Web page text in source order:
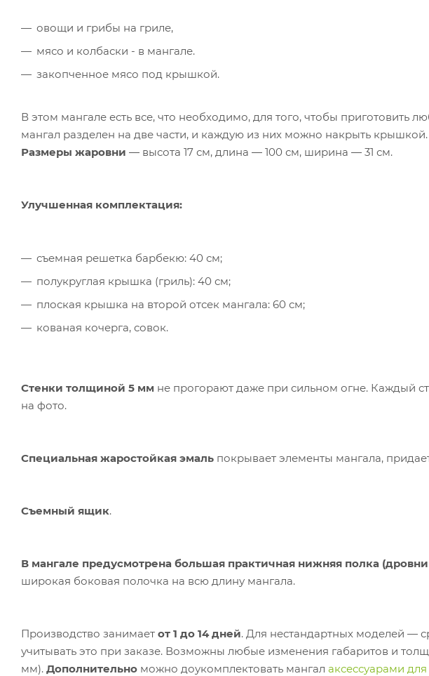
овощи и грибы на гриле,
мясо и колбаски - в мангале.
закопченное мясо под крышкой.
В этом мангале есть все, что необходимо, для того, чтобы приготовить
мангал разделен на две части, и каждую из них можно накрыть крышкой.
Размеры жаровни ― высота 17 см, длина ― 100 см, ширина ― 31 см.
Улучшенная комплектация:
съемная решетка барбекю: 40 см;
полукруглая крышка (гриль): 40 см;
плоская крышка на второй отсек мангала: 60 см;
кованая кочерга, совок.
Стенки толщиной 5 мм не прогорают даже при сильном огне. Каждый
на фото.
Специальная жаростойкая эмаль покрывает элементы мангала,
Съемный ящик.
В мангале предусмотрена большая практичная нижняя полка
широкая боковая полочка на всю длину мангала.
Производство занимает от 1 до 14 дней. Для нестандартных моделей —
учитывать это при заказе. Возможны любые изменения габаритов и
мм). Дополнительно можно доукомплектовать мангал аксессуарами